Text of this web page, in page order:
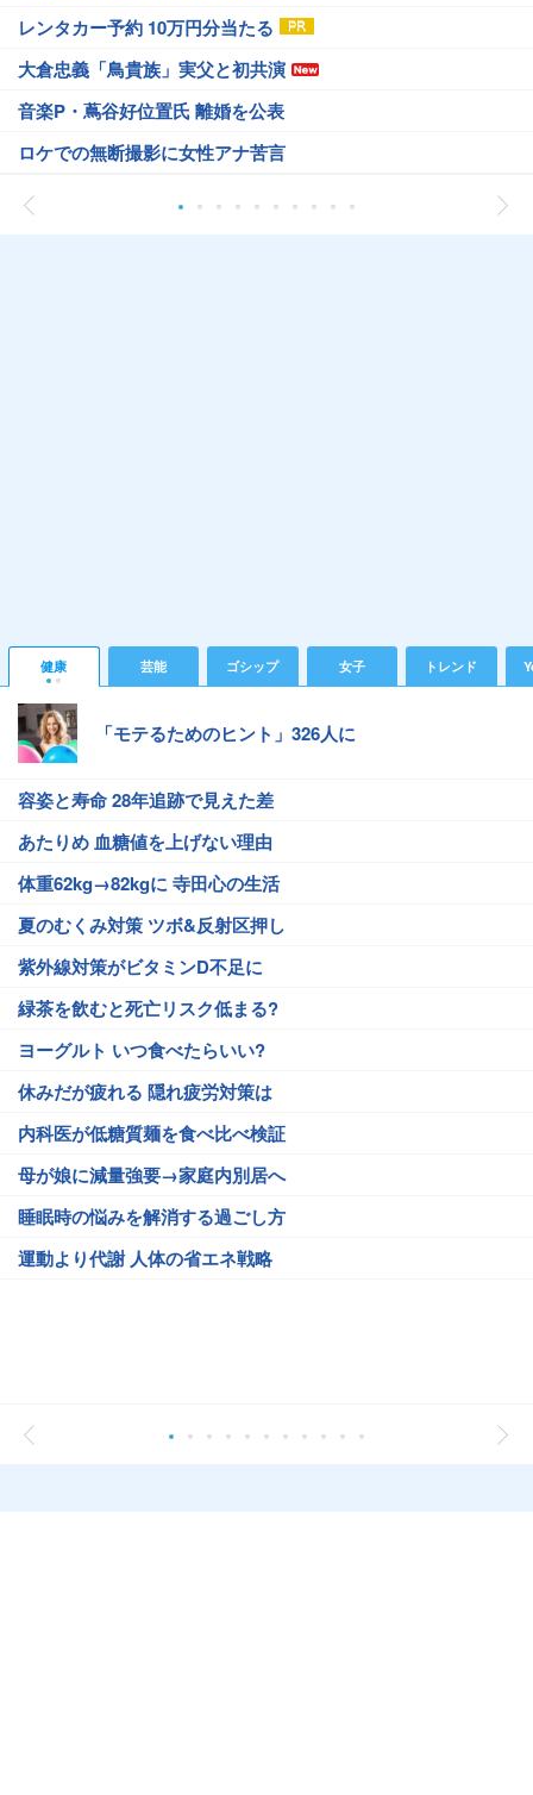
レンタカー予約 10万円分当たる
大倉忠義「鳥貴族」実父と初共演
音楽P・蔦谷好位置氏 離婚を公表
ロケでの無断撮影に女性アナ苦言
健康 芸能 ゴシップ 女子 トレンド
「モテるためのヒント」326人に
容姿と寿命 28年追跡で見えた差
あたりめ 血糖値を上げない理由
体重62kg→82kgに 寺田心の生活
夏のむくみ対策 ツボ&反射区押し
紫外線対策がビタミンD不足に
緑茶を飲むと死亡リスク低まる?
ヨーグルト いつ食べたらいい?
休みだが疲れる 隠れ疲労対策は
内科医が低糖質麺を食べ比べ検証
母が娘に減量強要→家庭内別居へ
睡眠時の悩みを解消する過ごし方
運動より代謝 人体の省エネ戦略